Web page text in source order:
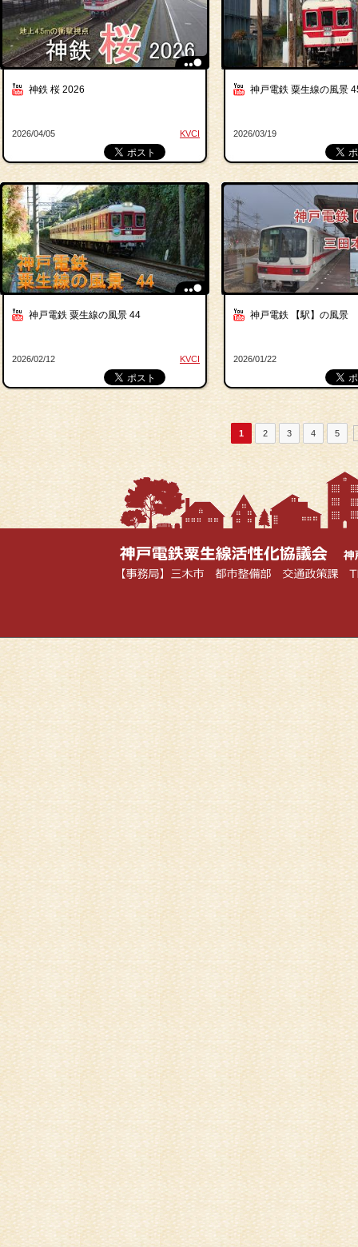
神鉄 桜 2026
KVCI
2026/04/05
神戸電鉄 粟生線の風景
2026/03/19
神戸電鉄 粟生線の風景 44
KVCI
2026/02/12
神戸電鉄 【駅】の風景
2026/01/22
1 2 3 4 5